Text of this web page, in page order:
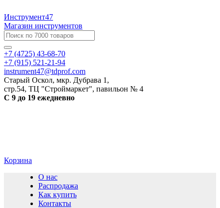
Инструмент47
Магазин инструментов
+7 (4725) 43-68-70
+7 (915) 521-21-94
instrument47@tdprof.com
Старый Оскол, мкр. Дубрава 1,
стр.54, ТЦ "Строймаркет", павильон № 4
С 9 до 19 ежедневно
Корзина
О нас
Распродажа
Как купить
Контакты